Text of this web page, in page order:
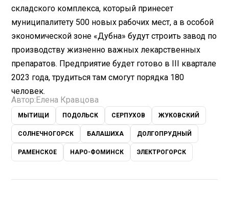
складского комплекса, который принесет
муниципалитету 500 новых рабочих мест, а в особой
экономической зоне «Дубна» будут строить завод по
производству жизненно важных лекарственных
препаратов. Предприятие будет готово в III квартале
2023 года, трудиться там смогут порядка 180
человек.
Автор:Елена Кравцова
МЫТИЩИ ПОДОЛЬСК СЕРПУХОВ ЖУКОВСКИЙ
СОЛНЕЧНОГОРСК БАЛАШИХА ДОЛГОПРУДНЫЙ
РАМЕНСКОЕ НАРО-ФОМИНСК ЭЛЕКТРОГОРСК